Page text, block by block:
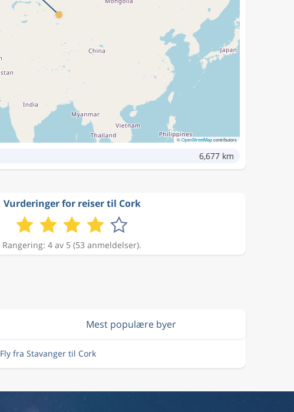
©OpenStreetMapcontributors
6,677 km
Vurderinger for reiser til Cork
Rangering: 4 av 5 (53 anmeldelser).
Mest populære byer
Fly fra Stavanger til Cork